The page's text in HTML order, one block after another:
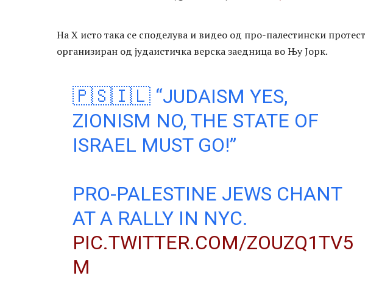
На Х исто така се споделува и видео од про-палестински протест
организиран од јудаистичка верска заедница во Њу Јорк.
🇵🇸🇮🇱 “JUDAISM YES,
ZIONISM NO, THE STATE OF
ISRAEL MUST GO!”
PRO-PALESTINE JEWS CHANT
AT A RALLY IN NYC.
PIC.TWITTER.COM/ZOUZQ1TV5
M